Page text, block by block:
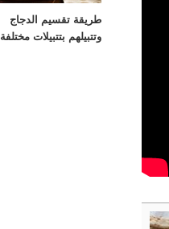
طريقة تقسيم الدجاج
وتتبيلهم بتتبيلات مختلفة